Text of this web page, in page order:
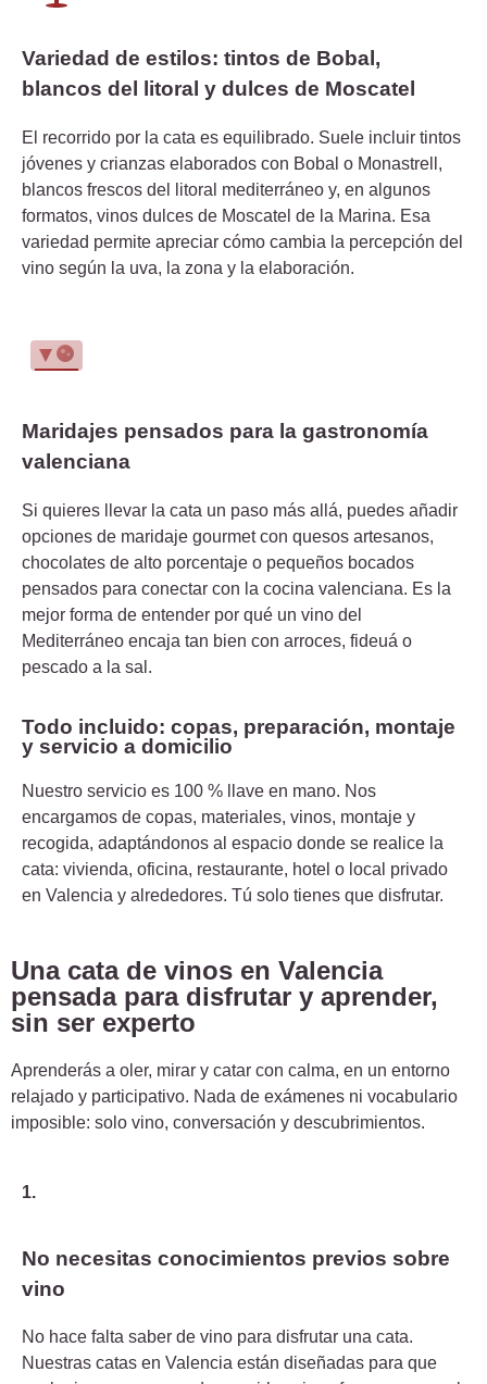
Variedad de estilos: tintos de Bobal,
blancos del litoral y dulces de Moscatel
El recorrido por la cata es equilibrado. Suele incluir tintos
jóvenes y crianzas elaborados con Bobal o Monastrell,
blancos frescos del litoral mediterráneo y, en algunos
formatos, vinos dulces de Moscatel de la Marina. Esa
variedad permite apreciar cómo cambia la percepción del
vino según la uva, la zona y la elaboración.
Maridajes pensados para la gastronomía
valenciana
Si quieres llevar la cata un paso más allá, puedes añadir
opciones de maridaje gourmet con quesos artesanos,
chocolates de alto porcentaje o pequeños bocados
pensados para conectar con la cocina valenciana. Es la
mejor forma de entender por qué un vino del
Mediterráneo encaja tan bien con arroces, fideuá o
pescado a la sal.
Todo incluido: copas, preparación, montaje
y servicio a domicilio
Nuestro servicio es 100 % llave en mano. Nos
encargamos de copas, materiales, vinos, montaje y
recogida, adaptándonos al espacio donde se realice la
cata: vivienda, oficina, restaurante, hotel o local privado
en Valencia y alrededores. Tú solo tienes que disfrutar.
Una cata de vinos en Valencia
pensada para disfrutar y aprender,
sin ser experto
Aprenderás a oler, mirar y catar con calma, en un entorno
relajado y participativo. Nada de exámenes ni vocabulario
imposible: solo vino, conversación y descubrimientos.
1.
No necesitas conocimientos previos sobre
vino
No hace falta saber de vino para disfrutar una cata.
Nuestras catas en Valencia están diseñadas para que